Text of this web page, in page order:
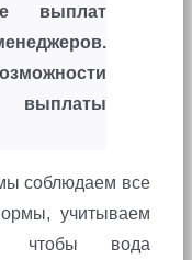
выплат
соблюдаем все
учитываем
чтобы вода